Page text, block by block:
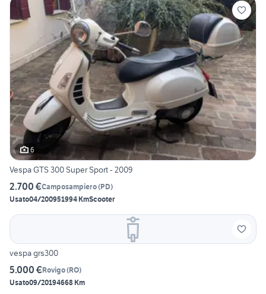
6
Vespa GTS 300 Super Sport - 2009
2.700 €Camposampiero(PD)
Usato04/200951994 KmScooter
vespa grs300
5.000 €Rovigo(RO)
Usato09/20194668 Km